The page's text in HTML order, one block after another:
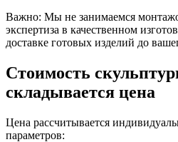
Важно: Мы не занимаемся
экспертиза в качественном
доставке готовых изделий до
Стоимость
складывается цена
Цена рассчитывается
параметров: